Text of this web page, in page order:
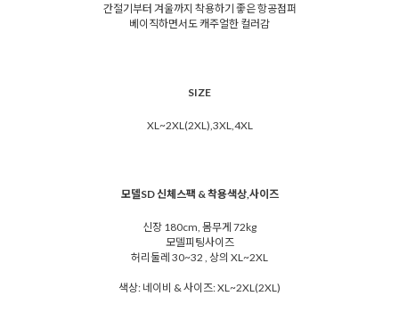
간절기부터 겨울까지 착용하기 좋은 항공점퍼
베이직하면서도 캐주얼한 컬러감
SIZE
XL~2XL(2XL),3XL,4XL
모델SD 신체스팩 & 착용색상,사이즈
신장 180cm, 몸무게 72kg
모델피팅사이즈
허리둘레 30~32 , 상의 XL~2XL
색상: 네이비 & 사이즈: XL~2XL(2XL)